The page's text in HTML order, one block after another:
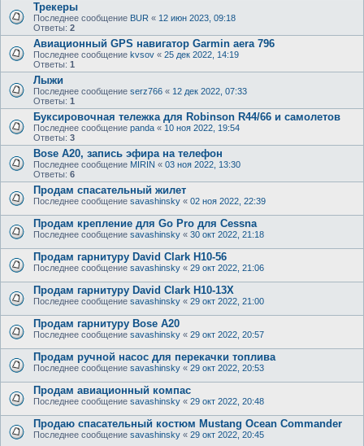
Трекеры
Последнее сообщение BUR « 12 июн 2023, 09:18
Ответы: 2
Авиационный GPS навигатор Garmin aera 796
Последнее сообщение kvsov « 25 дек 2022, 14:19
Ответы: 1
Лыжи
Последнее сообщение serz766 « 12 дек 2022, 07:33
Ответы: 1
Буксировочная тележка для Robinson R44/66 и самолетов
Последнее сообщение panda « 10 ноя 2022, 19:54
Ответы: 3
Bose А20, запись эфира на телефон
Последнее сообщение MIRIN « 03 ноя 2022, 13:30
Ответы: 6
Продам спасательный жилет
Последнее сообщение savashinsky « 02 ноя 2022, 22:39
Продам крепление для Go Pro для Cessna
Последнее сообщение savashinsky « 30 окт 2022, 21:18
Продам гарнитуру David Clark H10-56
Последнее сообщение savashinsky « 29 окт 2022, 21:06
Продам гарнитуру David Clark H10-13X
Последнее сообщение savashinsky « 29 окт 2022, 21:00
Продам гарнитуру Bose A20
Последнее сообщение savashinsky « 29 окт 2022, 20:57
Продам ручной насос для перекачки топлива
Последнее сообщение savashinsky « 29 окт 2022, 20:53
Продам авиационный компас
Последнее сообщение savashinsky « 29 окт 2022, 20:48
Продаю спасательный костюм Mustang Ocean Commander
Последнее сообщение savashinsky « 29 окт 2022, 20:45